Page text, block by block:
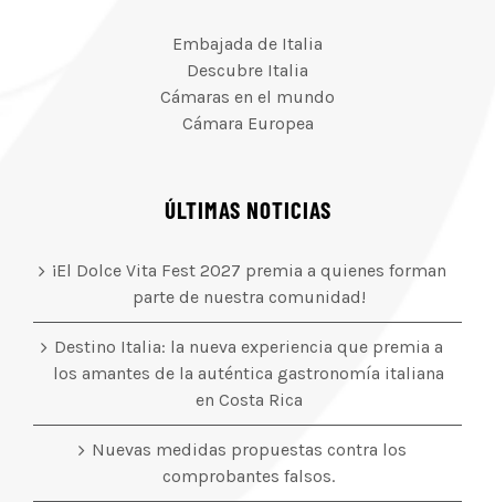
Embajada de Italia
Descubre Italia
Cámaras en el mundo
Cámara Europea
ÚLTIMAS NOTICIAS
¡El Dolce Vita Fest 2027 premia a quienes forman
parte de nuestra comunidad!
Destino Italia: la nueva experiencia que premia a
los amantes de la auténtica gastronomía italiana
en Costa Rica
Nuevas medidas propuestas contra los
comprobantes falsos.